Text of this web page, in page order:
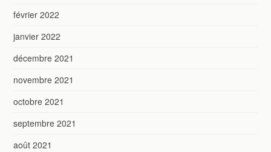
février 2022
janvier 2022
décembre 2021
novembre 2021
octobre 2021
septembre 2021
août 2021